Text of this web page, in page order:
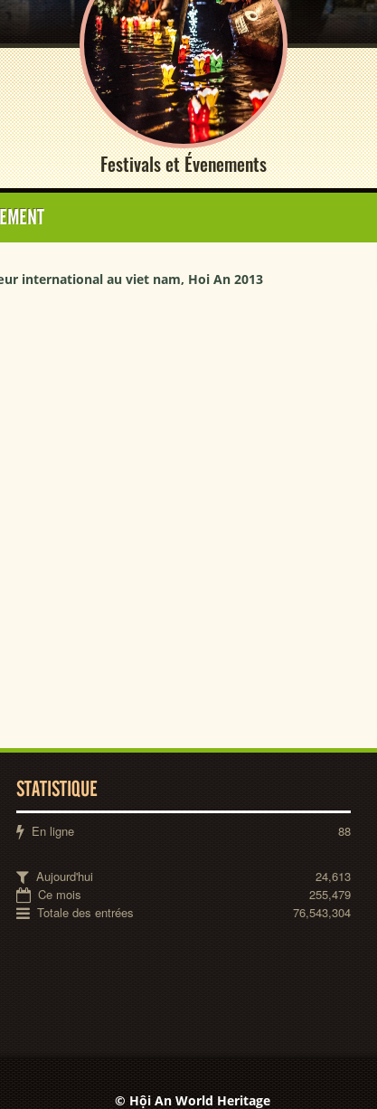
Festivals et Évenements
international au viet nam, Hoi An 2013
STATISTIQUE
En ligne 88
Aujourd'hui
24,613
Ce mois
255,479
Totale des entrées
76,543,304
© Hội An World Heritage